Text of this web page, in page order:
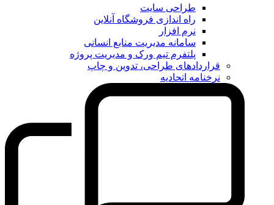
طراحی سایت
راه اندازی فروشگاه آنلاین
نرم افزار
سامانه مدیریت منابع انسانی
پلتفرم تیم ورک و مدیریت پروژه
قراردادهای طراحی، تدوین و چاپ
نرخنامه اتحادیه